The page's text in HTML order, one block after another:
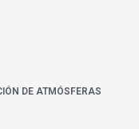
DE ATMÓSFERAS